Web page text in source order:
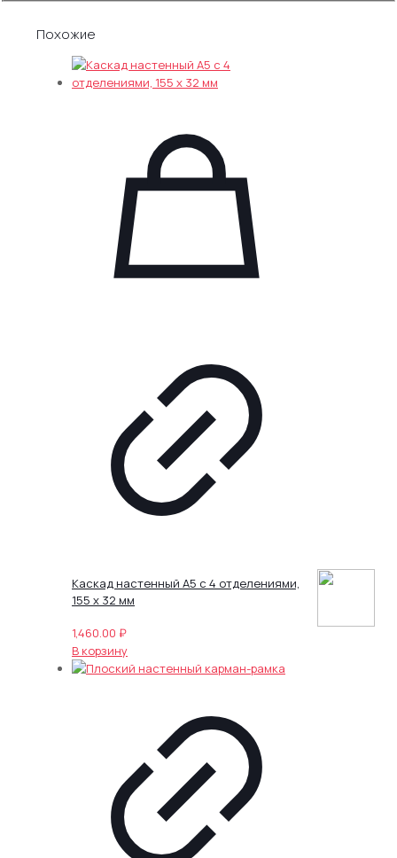
с
отделениями,
настольные,Карманы настенные
Похожие
Каскад настенный А5 с 4 отделениями,
155 х 32 мм
1,460.00 ₽
В корзину